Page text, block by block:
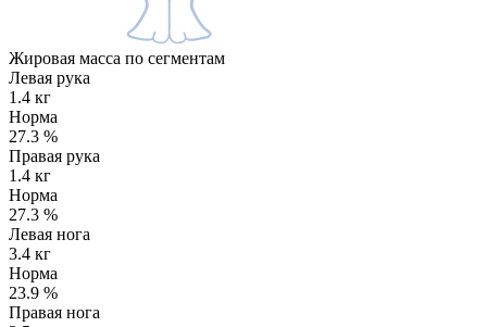
Жировая масса по сегментам
Левая рука
1.4 кг
Норма
27.3 %
Правая рука
1.4 кг
Норма
27.3 %
Левая нога
3.4 кг
Норма
23.9 %
Правая нога